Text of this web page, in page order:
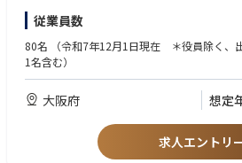
・営業担当者向け製品トレーニングおよび資
・ケースレポート等を含む、医療従事者向け
・学会展示、共催セミナーにおける製品プ
・KOLとの関係構築、意見交換
・論文・症例情報の収集および社内への情報
・関連製品の使用に関わるガイドライン動
・営業との同行（販売促進・トラブル対応）
・製造元との関係構築、価格等交渉および販
[職歴(優遇条件)]
・当社と同じ製品群領域での製品担当者また
・プロジェクマネジメントの経験がある方
・マーケティング業務の知識、経験がある方
[スキル]・[特性(性格)]
・指示待ちでなく、自ら方向性を定め、目的
事を進めて行くことのできる人
・新しい知識を学び続けて行こうとする、貪
従業員数
80名
（令和7年12月1日現在 ＊役員除く、
1名含む）
大阪府 想定
求人エントリ